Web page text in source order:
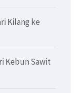
Kilang ke
Kebun Sawit